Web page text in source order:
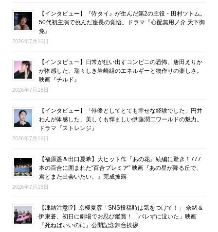
【インタビュー】『侍タイ』が生んだ第2の主役・田村ツトム。
50代初主演で挑んだ座長の覚悟。ドラマ『心配無用ノ介 天下御
免』
2026年7月16日
【インタビュー】日常が狂い出すコンビニの恐怖。唐田えりか
が体感した、瑞々しき岩崎組のエネルギーと物作りの楽しさ。
映画『チルド』
2026年7月16日
【インタビュー】「俳優としてとても幸せな経験でした」円井
わんが体感した、美しくも悍ましい伊藤潤二ワールドの魅力。
ドラマ『ストレンジ』
2026年7月16日
【福原遥＆出口夏希】大ヒット作『あの花』続編に驚き！777
本の百合に囲まれた“百合プレミア” 映画『あの星が降る丘で、
君とまた出会いたい。』完成披露
2026年7月13日
【凍結注意!?】京極夏彦「SNS投稿時は気をつけて！」 奈緒＆
伊東蒼、初日に劇場でお忍び鑑賞！「バレずに泣いた」映画
『死ねばいいのに』公開記念舞台挨拶